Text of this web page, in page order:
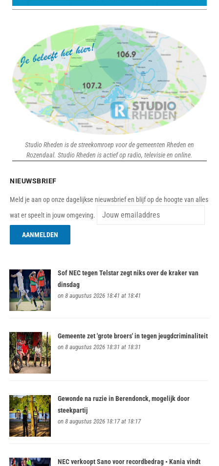
Studio Rheden is de streekomroep voor de gemeenten Rheden en
Rozendaal. Studio Rheden is actief op radio, televisie en online.
NIEUWSBRIEF
Meld je aan op onze dagelijkse nieuwsbrief en blijf op de hoogte van alles
wat er speelt in jouw omgeving.
Sof NEC tegen Telstar zegt niks over de kraker van
dinsdag
on 8 augustus 2026 18:41 at 18:41
Gemeente zet 'grote broers' in tegen jeugdcriminaliteit
on 8 augustus 2026 18:31 at 18:31
Gewonde na ruzie in Berendonck, mogelijk door
steekpartij
on 8 augustus 2026 18:17 at 18:17
NEC verkoopt Sano voor recordbedrag • Kania vindt